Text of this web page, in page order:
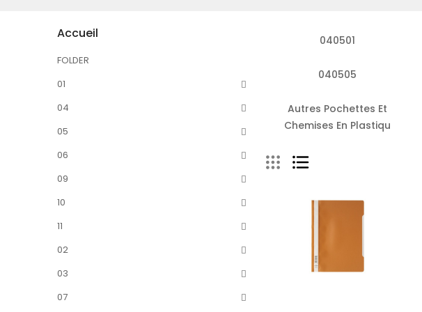
Accueil
FOLDER
01
04
05
06
09
10
11
02
03
07
040501
040505
Autres Pochettes Et
Chemises En Plastiqu